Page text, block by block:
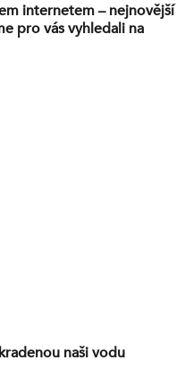
internetem – nejnovější
pro vás vyhledali na
naši vodu